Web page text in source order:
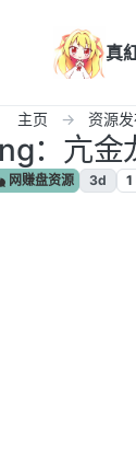
真
主页 资源
：亢金
网赚盘资源 3d 1